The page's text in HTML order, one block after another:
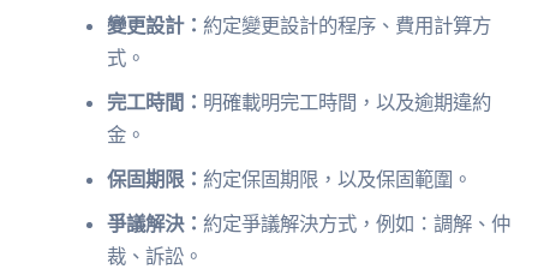
變更設計：約定變更設計的程序、費用計算方
式。
完工時間： 明確載明完工時間，以及逾期違約
金。
保固期限：約定保固期限，以及保固範圍。
爭議解決：約定爭議解決方式，例如：調解、仲
裁、訴訟。